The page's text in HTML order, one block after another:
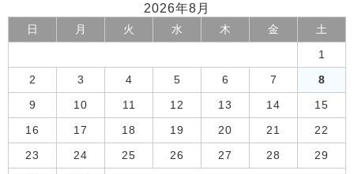
2026年8月
日 月 火 水 木 金 土
1
2 3 4 5 6 7 8
9 10 11 12 13 14 15
16 17 18 19 20 21 22
23 24 25 26 27 28 29